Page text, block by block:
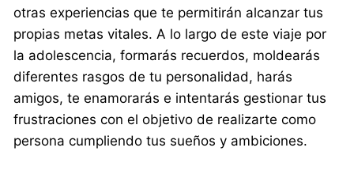
otras experiencias que te permitirán alcanzar tus
propias metas vitales. A lo largo de este viaje por
la adolescencia, formarás recuerdos, moldearás
diferentes rasgos de tu personalidad, harás
amigos, te enamorarás e intentarás gestionar tus
frustraciones con el objetivo de realizarte como
persona cumpliendo tus sueños y ambiciones.